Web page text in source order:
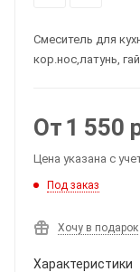
Смеситель для
кор.нос,латунь,
От 1 550
Цена указана с
Под заказ
Хочу в подарок
Характеристики